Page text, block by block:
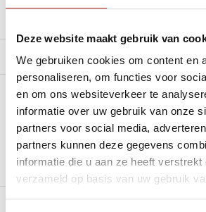
Deze website maakt gebruik van
We gebruiken cookies om content en
personaliseren, om functies voor
en om ons websiteverkeer te
informatie over uw gebruik van onze
partners voor social media,
partners kunnen deze gegevens
informatie die u aan ze heeft verstrekt
verzameld op basis van uw gebruik
Product tags
Heb je een vraag over dit
Stel je vraag in de Chat voor een snel
Stel je vraag
Groot